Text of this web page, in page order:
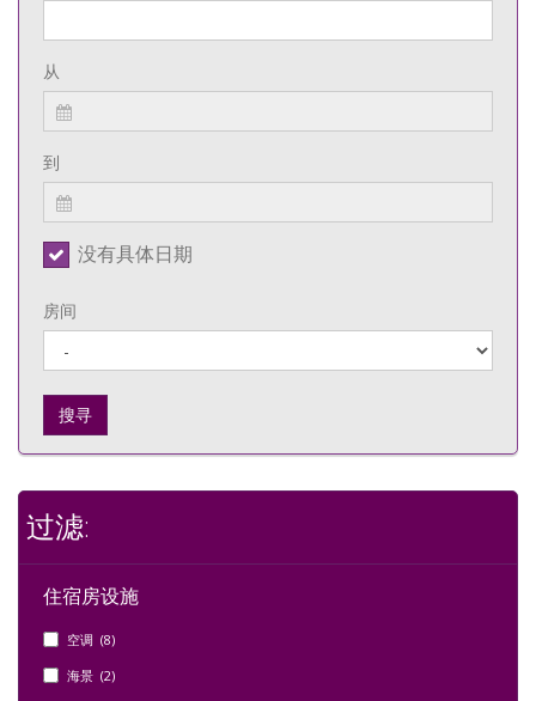
从
到
没有具体日期
房间
搜寻
过滤:
住宿房设施
空调 (8)
海景 (2)